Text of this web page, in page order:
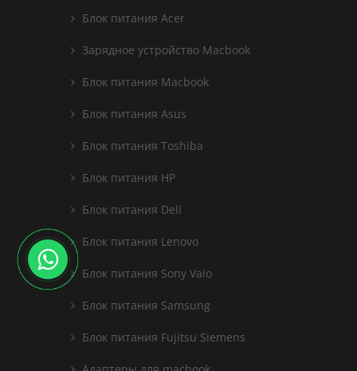
Блок питания Acer
Зарядное устройство Macbook
Блок питания Macbook
Блок питания Asus
Блок питания Toshiba
Блок питания HP
Блок питания Dell
Блок питания Lenovo
Блок питания Sony Vaio
Блок питания Samsung
Блок питания Fujitsu Siemens